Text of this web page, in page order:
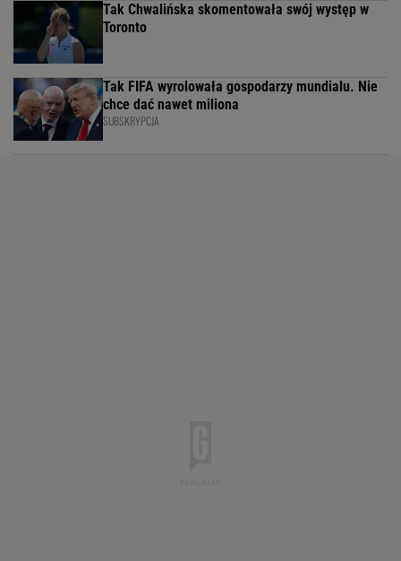
Tak Chwalińska skomentowała swój występ w
Toronto
Tak FIFA wyrolowała gospodarzy mundialu. Nie
chce dać nawet miliona
SUBSKRYPCJA